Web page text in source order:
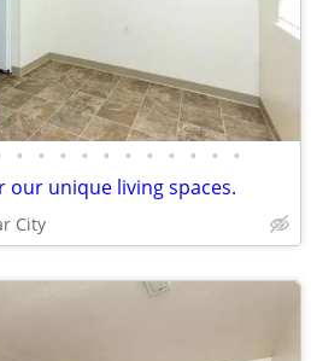
• • • • • • • • • • •
our unique living spaces.
City